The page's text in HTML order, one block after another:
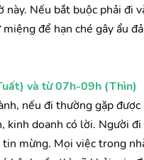
này. Nếu bắt buộc phải đi
để hạn ché gây ẩu
và từ 07h-09h (Thìn)
nếu đi thường gặp được
kinh doanh có lời. Người đi
tin mừng. Mọi việc trong